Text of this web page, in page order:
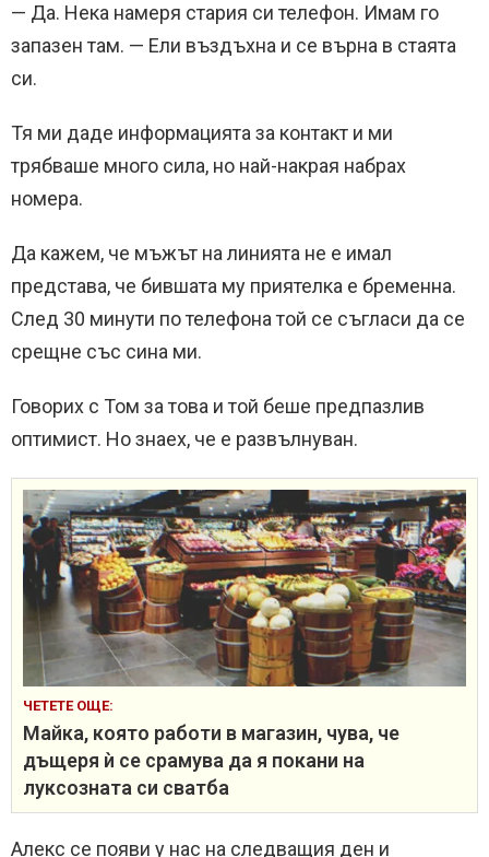
— Да. Нека намеря стария си телефон. Имам го
запазен там. — Ели въздъхна и се върна в стаята
си.
Тя ми даде информацията за контакт и ми
трябваше много сила, но най-накрая набрах
номера.
Да кажем, че мъжът на линията не е имал
представа, че бившата му приятелка е бременна.
След 30 минути по телефона той се съгласи да се
срещне със сина ми.
Говорих с Том за това и той беше предпазлив
оптимист. Но знаех, че е развълнуван.
ЧЕТЕТЕ ОЩЕ:
Майка, която работи в магазин, чува, че
дъщеря ѝ се срамува да я покани на
луксозната си сватба
Алекс се появи у нас на следващия ден и